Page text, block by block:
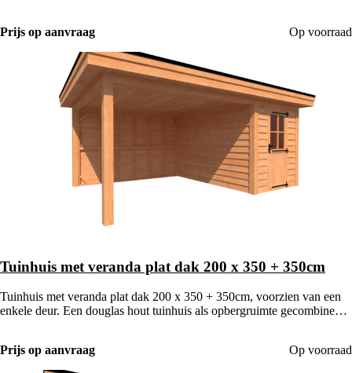
Prijs op aanvraag
Op voorraad
Tuinhuis met veranda plat dak 200 x 350 + 350cm
Tuinhuis met veranda plat dak 200 x 350 + 350cm, voorzien van een
enkele deur. Een douglas hout tuinhuis als opbergruimte gecombineerd
Prijs op aanvraag
Op voorraad